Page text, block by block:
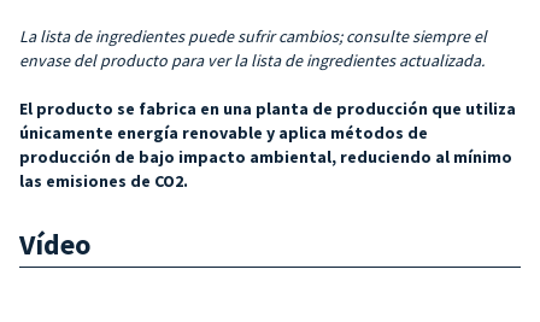
La lista de ingredientes puede sufrir cambios; consulte siempre el
envase del producto para ver la lista de ingredientes actualizada.
El producto se fabrica en una planta de producción que utiliza
únicamente energía renovable y aplica métodos de
producción de bajo impacto ambiental, reduciendo al mínimo
las emisiones de CO2.
Vídeo